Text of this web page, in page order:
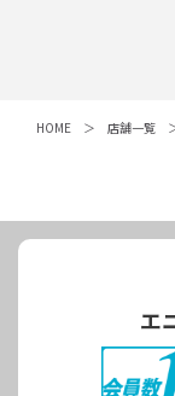
HOME 店舗一覧
エ